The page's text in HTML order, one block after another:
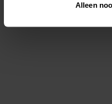
Via "Cookie instellingen" kun
Alleen